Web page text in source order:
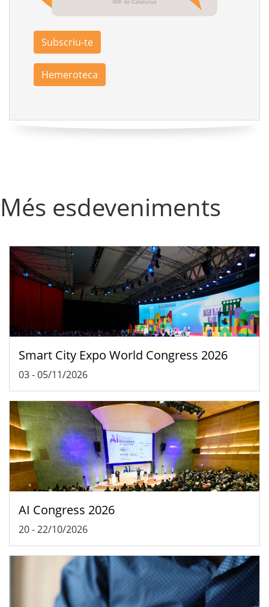
Subscriu-te
Hemeroteca
Més esdeveniments
Smart City Expo World Congress 2026
03-05/11/2026
AI Congress 2026
20-22/10/2026